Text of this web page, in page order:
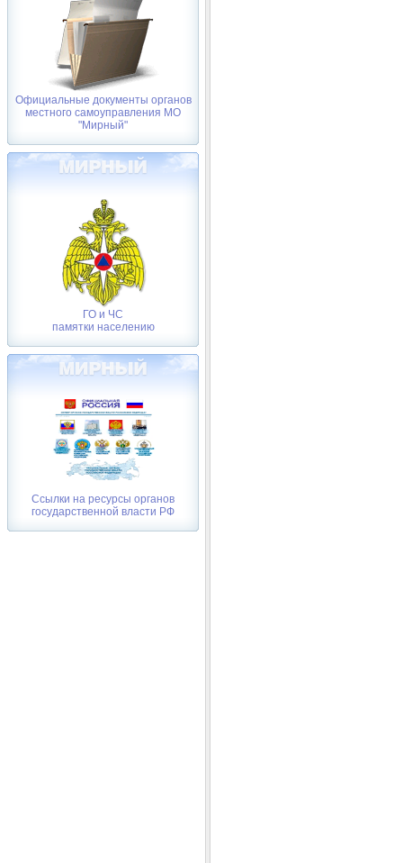
Официальные документы органов
местного самоуправления МО
"Мирный"
ГО и ЧС
памятки населению
Ссылки на ресурсы органов
государственной власти РФ